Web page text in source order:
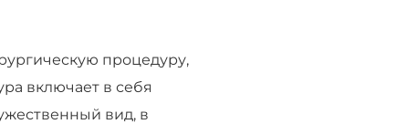
процедуру,
включает в себя
вид, в